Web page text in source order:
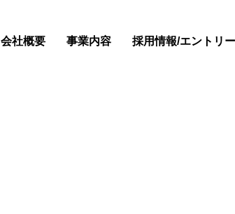
会社概要 事業内容 採用情報/エントリー